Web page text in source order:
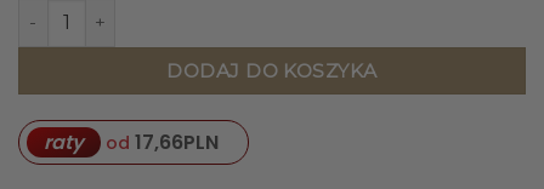
ilość OBRAZ ścienny, prostokątny, na bawełnianym
DODAJ DO KOSZYKA
raty od 17,66PLN